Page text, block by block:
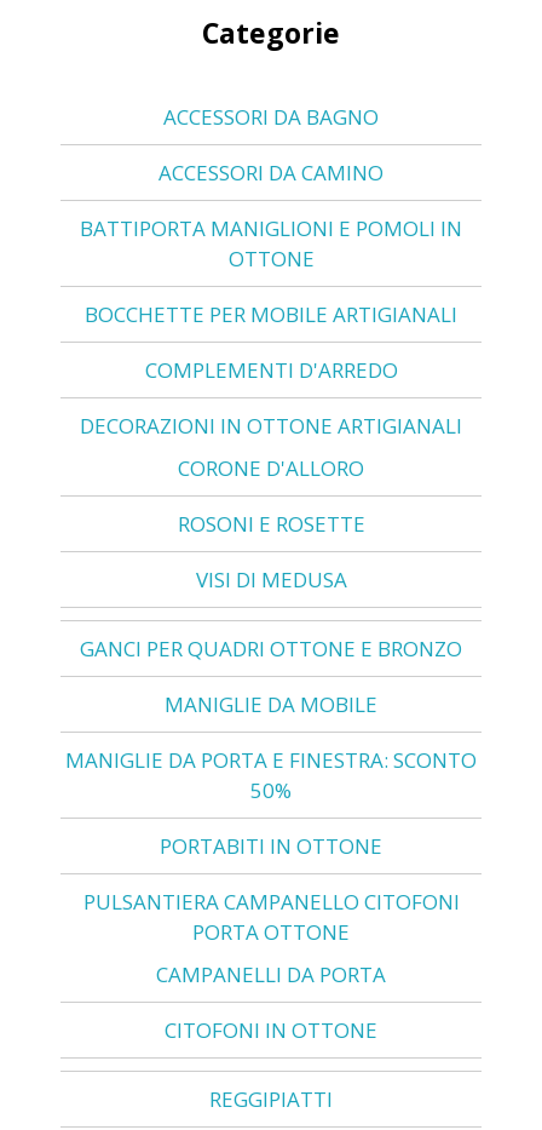
Categorie
ACCESSORI DA BAGNO
ACCESSORI DA CAMINO
BATTIPORTA MANIGLIONI E POMOLI IN
OTTONE
BOCCHETTE PER MOBILE ARTIGIANALI
COMPLEMENTI D'ARREDO
DECORAZIONI IN OTTONE ARTIGIANALI
CORONE D'ALLORO
ROSONI E ROSETTE
VISI DI MEDUSA
GANCI PER QUADRI OTTONE E BRONZO
MANIGLIE DA MOBILE
MANIGLIE DA PORTA E FINESTRA: SCONTO
50%
PORTABITI IN OTTONE
PULSANTIERA CAMPANELLO CITOFONI
PORTA OTTONE
CAMPANELLI DA PORTA
CITOFONI IN OTTONE
REGGIPIATTI